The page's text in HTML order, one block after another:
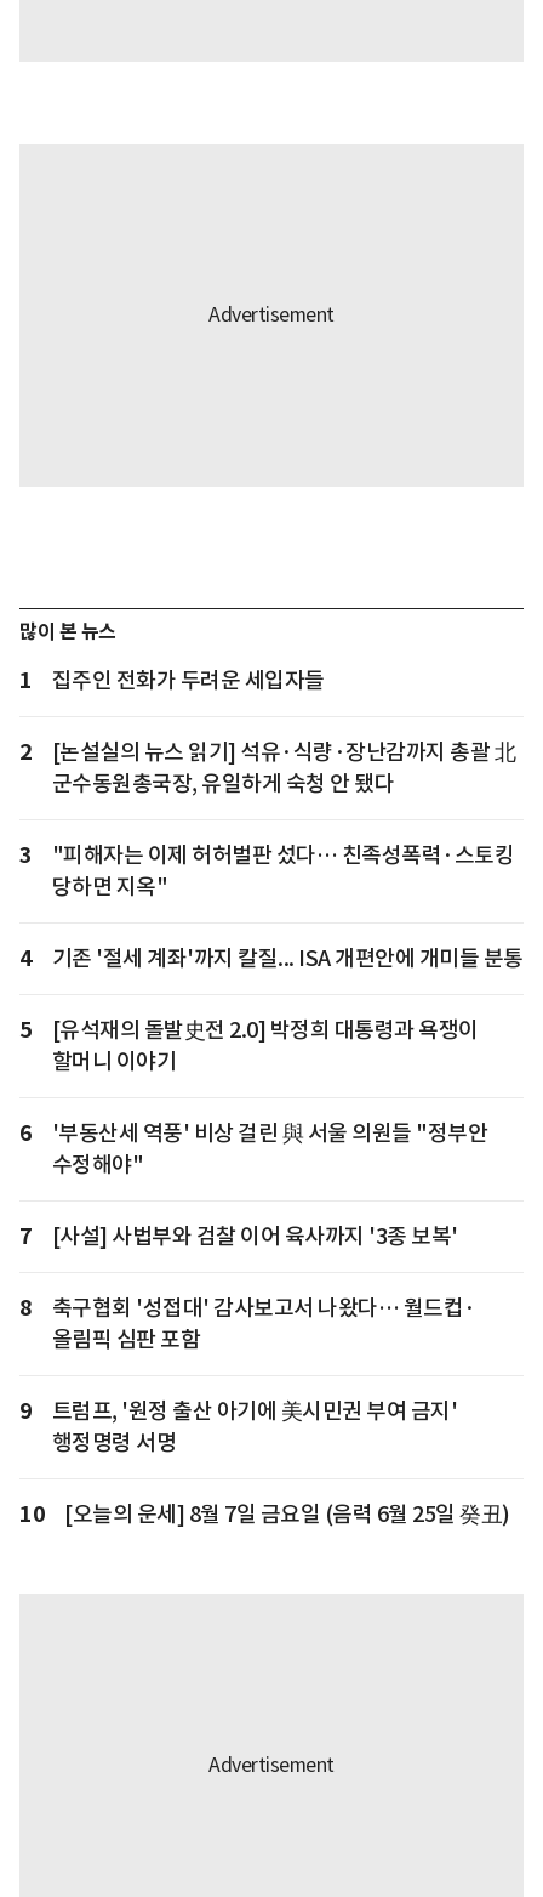
많이 본 뉴스
1 집주인 전화가 두려운 세입자들
2
[논설실의 뉴스 읽기] 석유·식량·장난감까지 총괄 北
군수동원총국장, 유일하게 숙청 안 됐다
3
"피해자는 이제 허허벌판 섰다… 친족성폭력·스토킹
당하면 지옥"
4 기존 '절세 계좌'까지 칼질... ISA 개편안에 개미들 분통
5
[유석재의 돌발史전 2.0] 박정희 대통령과 욕쟁이
할머니 이야기
6
'부동산세 역풍' 비상 걸린 與 서울 의원들 "정부안
수정해야"
7 [사설] 사법부와 검찰 이어 육사까지 '3종 보복'
8
축구협회 '성접대' 감사보고서 나왔다… 월드컵·
올림픽 심판 포함
9
트럼프, '원정 출산 아기에 美시민권 부여 금지'
행정명령 서명
10 [오늘의 운세] 8월 7일 금요일 (음력 6월 25일 癸丑)